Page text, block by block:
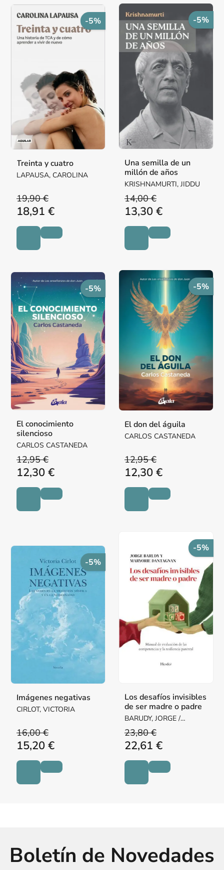
-5%
Treinta y cuatro
LAPAUSA, CAROLINA
19,90 €
18,91 €
-5%
Una semilla de un
millón de años
KRISHNAMURTI, JIDDU
14,00 €
13,30 €
-5%
El conocimiento
silencioso
CARLOS CASTANEDA
12,95 €
12,30 €
-5%
El don del águila
CARLOS CASTANEDA
12,95 €
12,30 €
-5%
Imágenes negativas
CIRLOT, VICTORIA
16,00 €
15,20 €
-5%
Los desafíos invisibles
de ser madre o padre
BARUDY, JORGE /
DANTAGNAN, MARYORIE
23,80 €
22,61 €
Boletín de Novedades